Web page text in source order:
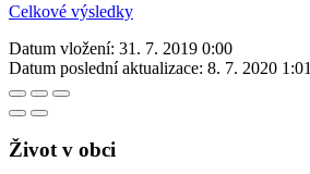
Celkové výsledky
Datum vložení: 31. 7. 2019 0:00
Datum poslední aktualizace: 8. 7. 2020 1:01
Život v obci